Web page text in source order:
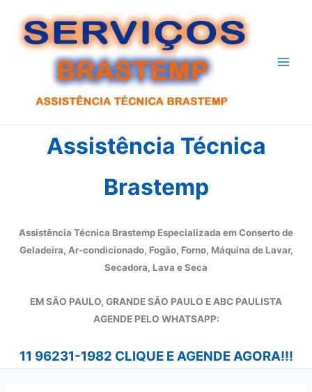
para
Assistência Técnica
Brastemp
Assistência Técnica Brastemp Especializada em Conserto de
Geladeira, Ar-condicionado, Fogão, Forno, Máquina de Lavar,
Secadora, Lava e Seca
EM SÃO PAULO, GRANDE SÃO PAULO E ABC PAULISTA
AGENDE PELO WHATSAPP:
11 96231-1982 CLIQUE E AGENDE AGORA!!!